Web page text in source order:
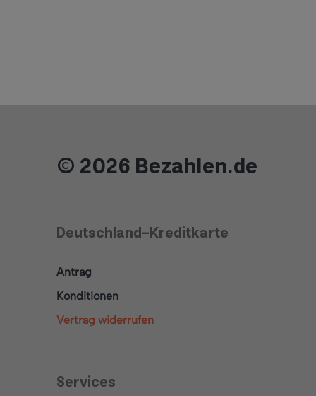
© 2026 Bezahlen.de
Deutschland-Kreditkarte
Antrag
Konditionen
Vertrag widerrufen
Services